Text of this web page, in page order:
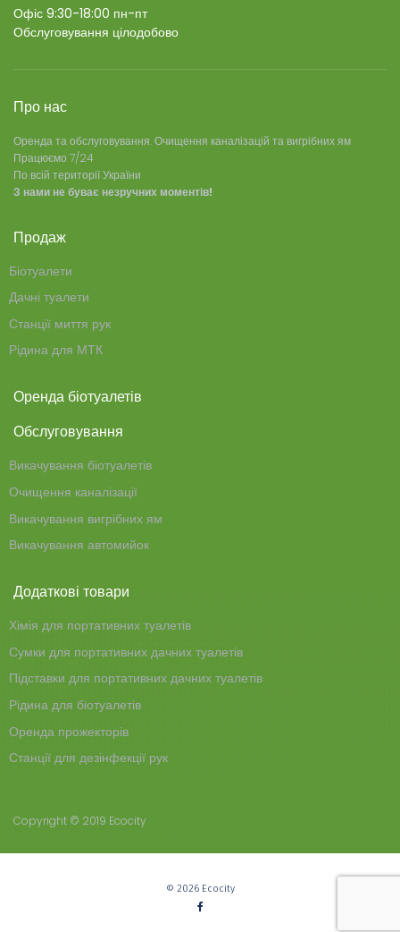
Офіс 9:30-18:00 пн-пт
Обслуговування цілодобово
Про нас
Оренда та обслуговування. Очищення каналізацій та вигрібних ям
Працюємо 7/24
По всій території України
З нами не буває незручних моментів!
Продаж
Біотуалети
Дачні туалети
Станції миття рук
Рідина для МТК
Оренда біотуалетів
Обслуговування
Викачування біотуалетів
Очищення каналізації
Викачування вигрібних ям
Викачування автомийок
Додаткові товари
Хімія для портативних туалетів
Сумки для портативних дачних туалетів
Підставки для портативних дачних туалетів
Рідина для біотуалетів
Оренда прожекторів
Станції для дезінфекції рук
Copyright © 2019 Ecocity
© 2026 Ecocity